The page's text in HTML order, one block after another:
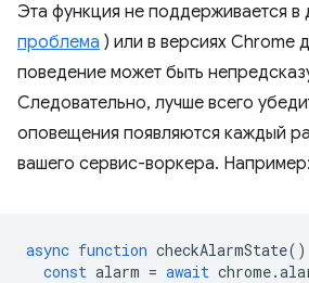
Эта функция не поддерживается в
проблема ) или в версиях Chrome
поведение может быть
Следовательно, лучше всего
оповещения появляются каждый
вашего сервис-воркера. Например:
async function checkAlarmState()
const alarm = await chrome.